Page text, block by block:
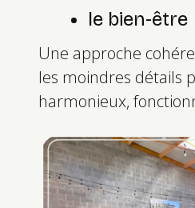
le bien-être
Une approche
les moindres détails
harmonieux,